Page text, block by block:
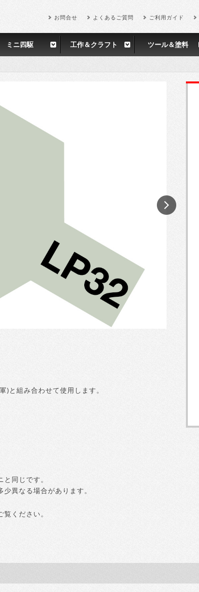
お問合せ よくあるご質問 ご利用ガイド
ミニ四駆 工作＆クラフト ツール＆塗料
と組み合わせて使用します。
同じです。
異なる場合があります。
覧ください。